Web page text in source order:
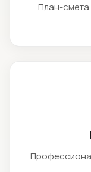
План-смета